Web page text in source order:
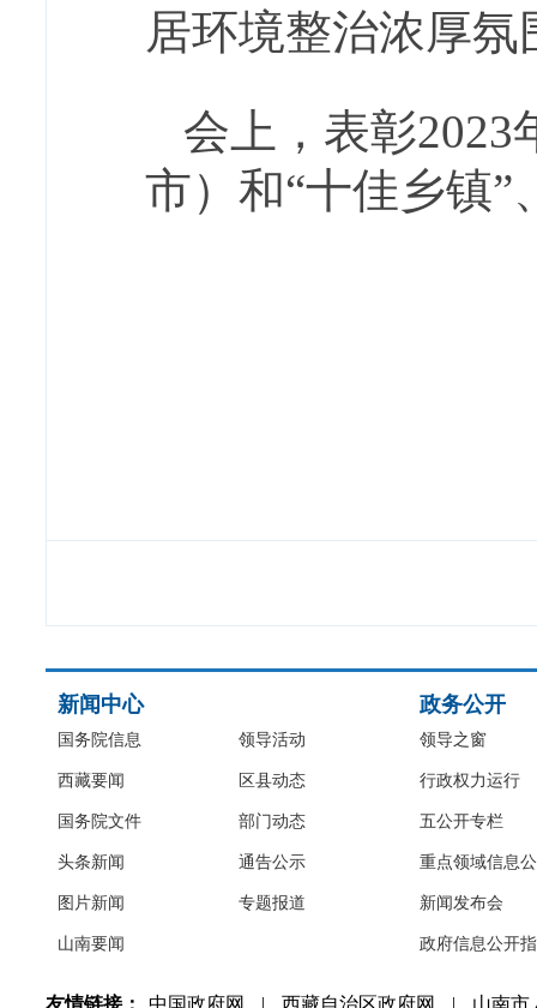
居环境整治浓厚氛
会上，表彰
市）和“十佳乡镇
新闻中心
国务院信息
西藏要闻
国务院文件
头条新闻
图片新闻
山南要闻
领导活动
区县动态
部门动态
通告公示
专题报道
政务公开
领导之窗
行政权力运行
五公开专栏
重点领域信息
新闻发布会
政府信息公开
友情链接： 中国政府网 | 西藏自治区政府网 | 山南市